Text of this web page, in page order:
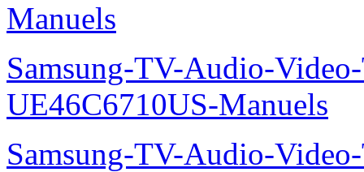
Manuels
Samsung-TV-Audio-
UE46C6710US-Manuels
Samsung-TV-Audio-